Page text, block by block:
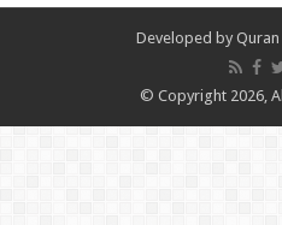
Developed by
© Copyright 2026,